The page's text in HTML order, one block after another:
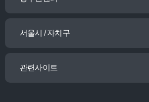
서울시 / 자치구
관련사이트